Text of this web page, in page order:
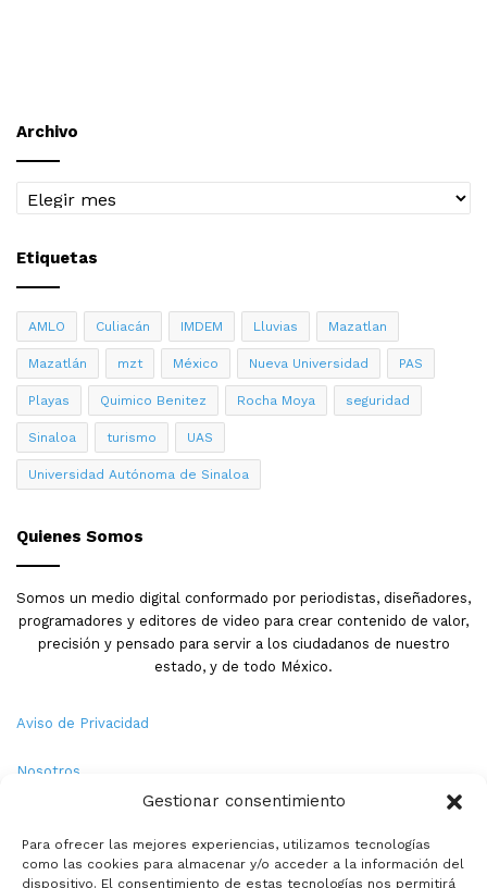
Gestionar consentimiento
Para ofrecer las mejores experiencias, utilizamos tecnologías
como las cookies para almacenar y/o acceder a la información del
dispositivo. El consentimiento de estas tecnologías nos permitirá
Archivo
Archivo
Etiquetas
AMLO Culiacán IMDEM Lluvias Mazatlan
Mazatlán mzt México Nueva Universidad PAS
Playas Quimico Benitez Rocha Moya seguridad
Sinaloa turismo UAS
Universidad Autónoma de Sinaloa
Quienes Somos
Somos un medio digital conformado por periodistas, diseñadores,
programadores y editores de video para crear contenido de valor,
precisión y pensado para servir a los ciudadanos de nuestro
estado, y de todo México.
Aviso de Privacidad
Nosotros
Política de Cookies